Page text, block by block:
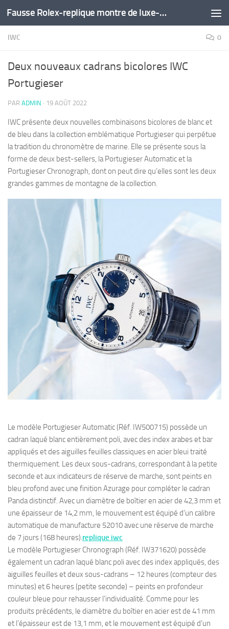
Skip to content Fausse Rolex-replique montre de luxe-montre pas cher
IWC 0
Deux nouveaux cadrans bicolores IWC
Portugieser
PAR ADMIN · 19 AOÛT 2022
IWC présente deux nouvelles combinaisons bicolores de blanc et
de bleu dans la collection emblématique Portugieser qui perpétue
la tradition du chronomètre de marine. Elle se présente sous la
forme de deux best-sellers, la Portugieser Automatic et la
Portugieser Chronograph, dont on peut dire qu’elles sont les deux
grandes gammes de montagne de la collection.
Le modèle Portugieser Automatic (Réf. IW500715) possède un
cadran laqué blanc entièrement poli, avec des index arabes et bar
appliqués et des aiguilles feuilles classiques en acier bleui traité
thermiquement. Les deux sous-cadrans, correspondant à la petite
seconde et aux indicateurs de réserve de marche, sont peints en
bleu profond avec une finition Azurage pour compléter le cadran
Panda distinctif. Avec un diamètre de boîtier en acier de 42,3 mm et
une épaisseur de 14,2 mm, le mouvement est équipé d’un calibre
automatique de manufacture 52010 avec une réserve de marche
de 7 jours (168 heures).replique iwc
Le modèle Portugieser Chronograph (Réf. IW371620) possède
également un cadran laqué blanc poli avec des index appliqués, des
aiguilles feuilles et deux sous-cadrans – 12 heures (compteur des
minutes) et 6 heures (petite seconde) – peints en profondeur
couleur bleue pour rehausser l’individualité. Comme pour les
produits précédents, le diamètre du boîtier en acier est de 41 mm
et l’épaisseur est de 13,1 mm, et le mouvement est équipé d’un